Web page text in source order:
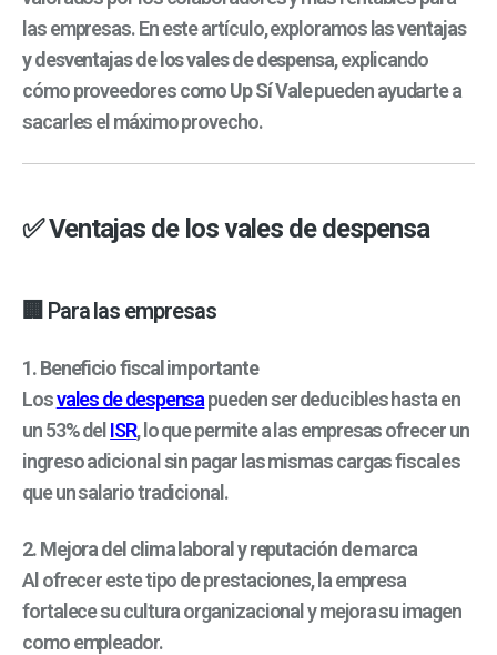
las empresas. En este artículo, exploramos lasventajas
y desventajas de los vales de despensa, explicando
cómo proveedores comoUp Sí Valepueden ayudarte a
sacarles el máximo provecho.
✅ Ventajas de los vales de despensa
🏢 Para las empresas
1. Beneficio fiscal importante
Losvales de despensapueden ser deducibles hasta en
un 53% del ISR, lo que permite a las empresas ofrecer un
ingreso adicional sin pagar las mismas cargas fiscales
que un salario tradicional.
2. Mejora del clima laboral y reputación de marca
Al ofrecer este tipo de prestaciones, la empresa
fortalece su cultura organizacional y mejora su imagen
como empleador.